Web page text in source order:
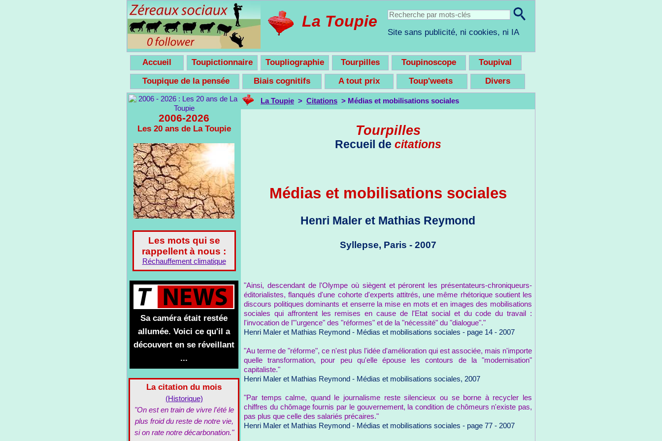
La Toupie
Site sans publicité, ni cookies, ni IA
Accueil Toupictionnaire Toupliographie Tourpilles Toupinoscope
Toupival
Toupique de la pensée
Biais cognitifs A tout prix Toup'weets Divers
2006-2026
Les 20 ans de La Toupie
Les mots qui se
rappellent à nous :
Réchauffement climatique
Sa caméra était restée
allumée. Voici ce qu'il a
découvert en se réveillant
...
La citation du mois
(Historique)
"On est en train de vivre l'été le
plus froid du reste de notre vie,
si on rate notre décarbonation."
La Toupie > Citations > Médias et mobilisations sociales
Tourpilles
Recueil de citations
Médias et mobilisations sociales
Henri Maler et Mathias Reymond
Syllepse, Paris - 2007
"Ainsi, descendant de l'Olympe où siègent et pérorent les présentateurs-chroniqueurs-
éditorialistes, flanqués d'une cohorte d'experts attitrés, une même rhétorique soutient les
discours politiques dominants et enserre la mise en mots et en images des mobilisations
sociales qui affrontent les remises en cause de l'Etat social et du code du travail :
l'invocation de l'"urgence" des "réformes" et de la "nécessité" du "dialogue"."
Henri Maler et Mathias Reymond - Médias et mobilisations sociales - page 14 - 2007
"Au terme de "réforme", ce n'est plus l'idée d'amélioration qui est associée, mais n'importe
quelle transformation, pour peu qu'elle épouse les contours de la "modernisation"
capitaliste."
Henri Maler et Mathias Reymond - Médias et mobilisations sociales, 2007
"Par temps calme, quand le journalisme reste silencieux ou se borne à recycler les
chiffres du chômage fournis par le gouvernement, la condition de chômeurs n'existe pas,
pas plus que celle des salariés précaires."
Henri Maler et Mathias Reymond - Médias et mobilisations sociales - page 77 - 2007